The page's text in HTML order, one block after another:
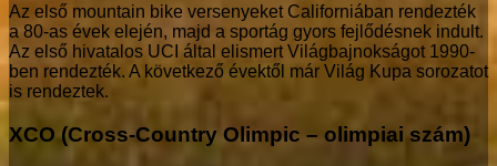
Az első mountain bike versenyeket Californiában rendezték
a 80-as évek elején, majd a sportág gyors fejlődésnek indult.
Az első hivatalos UCI által elismert Világbajnokságot 1990-
ben rendezték. A következő évektől már Világ Kupa sorozatot
is rendeztek.
XCO (Cross-Country Olimpic – olimpiai szám)